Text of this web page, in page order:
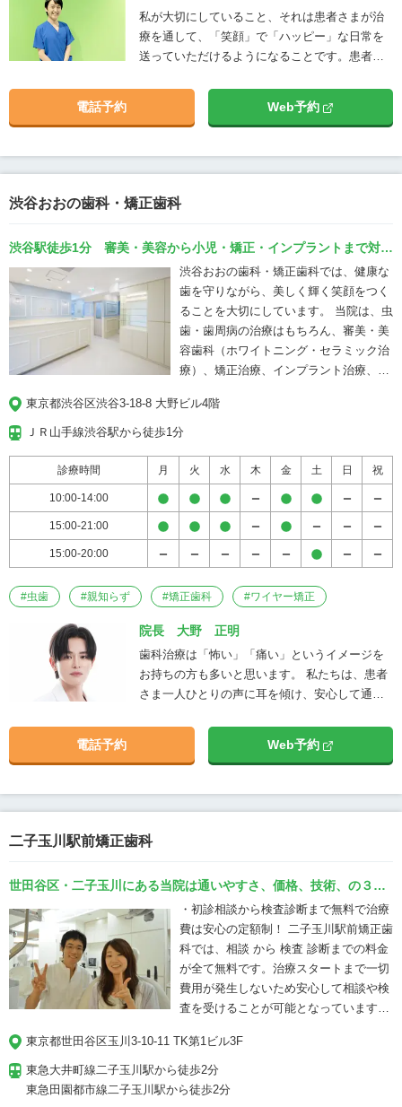
私が大切にしていること、それは患者さまが治
療を通して、「笑顔」で「ハッピー」な日常を
送っていただけるようになることです。患者さ
行っています。
電話予約 Web予約
渋谷おおの歯科・矯正歯科
東京都渋谷区渋谷3-18-8 大野ビル4階
ＪＲ山手線渋谷駅から徒歩1分
診療時間 月 火 水 木 金 土 日 祝
10:00-14:00
15:00-21:00
15:00-20:00
#虫歯 #親知らず #矯正歯科 #ワイヤー矯正
渋谷駅徒歩1分 審美・美容から小児・矯正・インプラントまで対応
する歯科医院 Just 1 Minute from Shibuya Station –
Comprehensive Dental Care from Aesthetics and Beauty to
Pediatrics, Orthodontics & Implants
渋谷おおの歯科・矯正歯科では、健康な
歯を守りながら、美しく輝く笑顔をつく
ることを大切にしています。 当院は、虫
歯・歯周病の治療はもちろん、審美・美
容歯科（ホワイトニング・セラミック治
療）、矯正治療、インプラント治療、そ
ト・小児矯正）まで、幅広く対応してお
ります。 患者さまの年齢やライフスタイ
案し、「治す歯科」から「美しさと健康
を守る歯科」へを実現します。 ✔ 最新
のホワイトニングシステムで自然な白さ
を実現 ✔ 歯並びと噛み合わせを整える
矯正治療 ✔ 失った歯を補うインプラン
ト治療 ✔ 小児期からの予防と歯並びサ
ポート ✔ 渋谷駅から徒歩1分で通いやす
い立地 At Shibuya Ohno Dental &
Orthodontics, we are dedicated not only
to treating dental problems but also to
creating beautiful, confident smiles. Our
clinic offers a full range of services: from
(whitening, ceramic restorations),
orthodontics, and implant dentistry, to
pediatric care (fluoride application,
beauty. ✔ Advanced whitening systems
for a naturally brighter smile ✔
Orthodontic treatments to improve
alignment and bite ✔ Implant solutions
to restore missing teeth ✔ Preventive
and orthodontic care for children ✔
Convenient location, only 1 minute from
院長 大野 正明
歯科治療は「怖い」「痛い」というイメージを
お持ちの方も多いと思います。 私たちは、患者
さま一人ひとりの声に耳を傾け、安心して通え
という街で、お子さまから大人まで幅広い世代
の方に信頼され、 「ここに通ってよかった」と
いてまいります
電話予約 Web予約
二子玉川駅前矯正歯科
東京都世田谷区玉川3-10-11 TK第1ビル3F
東急大井町線二子玉川駅から徒歩2分
東急田園都市線二子玉川駅から徒歩2分
世田谷区・二子玉川にある当院は通いやすさ、価格、技術、の３つ
を兼ね備えたクリニックです。・初診相談から検査診断まで無料で治療
費は安心の定額制！ 二子玉川駅前矯正歯
科では、相談 から 検査 診断までの料金
が全て無料です。治療スタートまで一切
費用が発生しないため安心して相談や検
査を受けることが可能となっています。
ルフィーシステム（治療費定額制）を採
用しています。治療が長引いた場合や装
置の調整が必要になっても追加費用は発